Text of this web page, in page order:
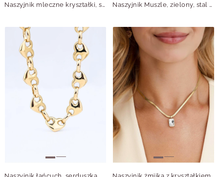
Naszyjnik mleczne kryształki, stal pozłacana S316274Z00 Naszyjnik Muszle, zielony, stal pozłacana S316307Z05